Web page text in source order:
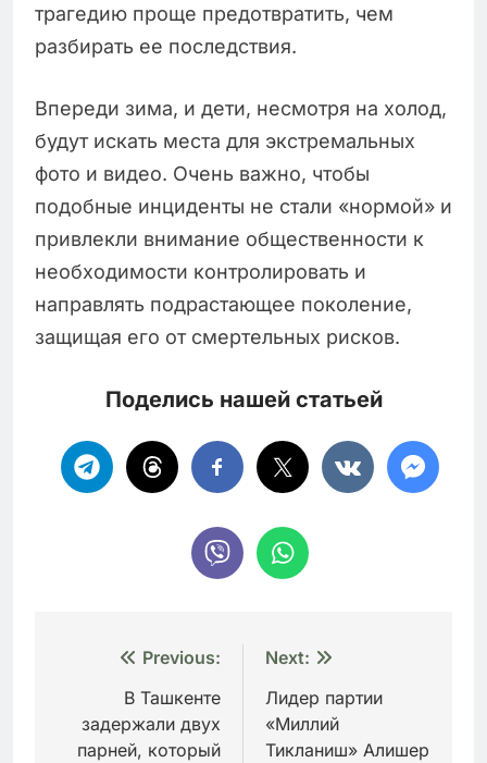
трагедию проще предотвратить, чем
разбирать ее последствия.
Впереди зима, и дети, несмотря на холод,
будут искать места для экстремальных
фото и видео. Очень важно, чтобы
подобные инциденты не стали «нормой» и
привлекли внимание общественности к
необходимости контролировать и
направлять подрастающее поколение,
защищая его от смертельных рисков.
Поделись нашей статьей
Навигация
записям
Previous:
В Ташкенте
задержали двух
парней, который
Next:
Лидер партии
«Миллий
Тикланиш» Алишер